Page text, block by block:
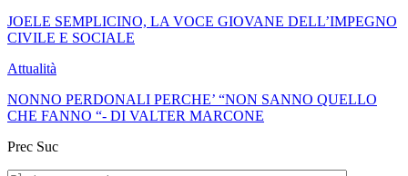
JOELE SEMPLICINO, LA VOCE GIOVANE DELL’IMPEGNO
CIVILE E SOCIALE
Attualità
NONNO PERDONALI PERCHE’ “NON SANNO QUELLO
CHE FANNO “- DI VALTER MARCONE
Prec Suc